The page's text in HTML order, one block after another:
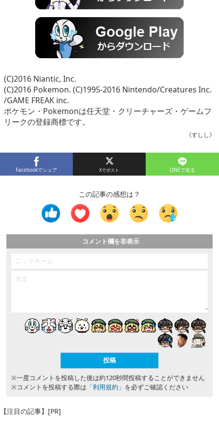
(C)2016 Niantic, Inc.
(C)2016 Pokemon. (C)1995-2016 Nintendo/Creatures Inc.
/GAME FREAK inc.
ポケモン・Pokemonは任天堂・クリーチャーズ・ゲームフ
リークの登録商標です。
《すしし》
Facebookでシェア LINEで送る
この記事の感想は？
コメント欄を非表示
※一度コメントを投稿した後は約120秒間投稿することができません
※コメントを投稿する際は 「利用規約」 を必ずご確認ください
【注目の記事】[PR]